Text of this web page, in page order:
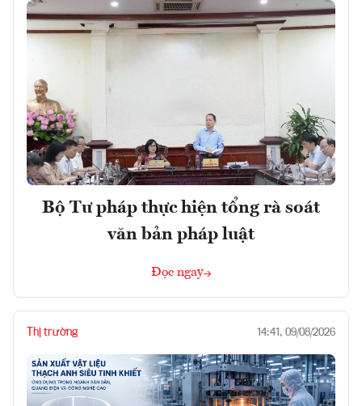
Bộ Tư pháp thực hiện tổng rà soát
văn bản pháp luật
Đọc ngay
Thị trường 14:41, 09/08/2026